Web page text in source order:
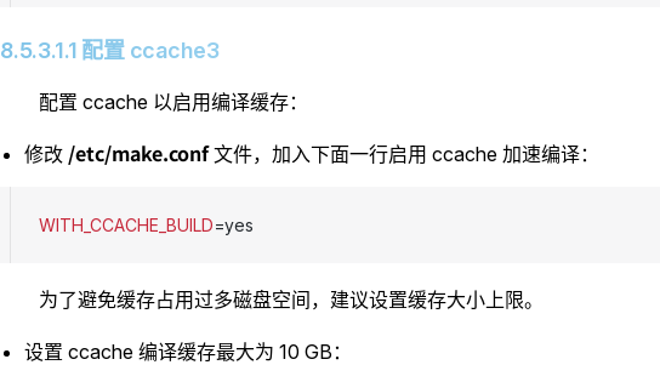
8.5.3.1.1 配置 ccache3
配置 ccache 以启用编译缓存：
修改 /etc/make.conf文件，加入下面一行启用 ccache 加速编译：
WITH_CCACHE_BUILD=yes
为了避免缓存占用过多磁盘空间，建议设置缓存大小上限。
设置 ccache 编译缓存最大为 10 GB：